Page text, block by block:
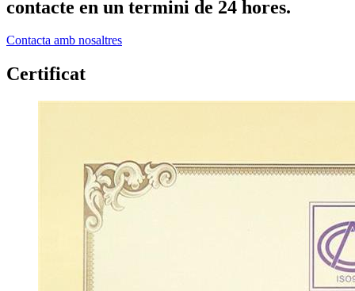
contacte en un termini de 24 hores.
Contacta amb nosaltres
Certificat